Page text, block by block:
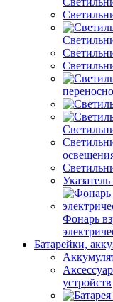
Фонарь
Батарейки,
устройств